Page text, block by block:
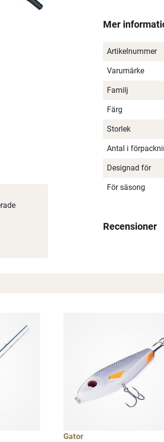
Mer
Artikelnummer
Varumärke
Familj
Färg
Storlek
Antal i
Designad för
För säsong
Recensioner
Gator